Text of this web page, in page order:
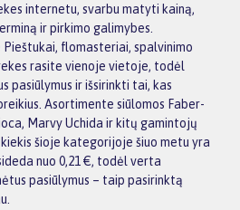
internetu, svarbu matyti kainą,
ir pirkimo galimybes.
Pieštukai, flomasteriai, spalvinimo
rasite vienoje vietoje, todėl
pasiūlymus ir išsirinkti tai, kas
Asortimente siūlomos Faber-
Marvy Uchida ir kitų gamintojų
šioje kategorijoje šiuo metu yra
nuo 0,21 €, todėl verta
pasiūlymus – taip pasirinktą